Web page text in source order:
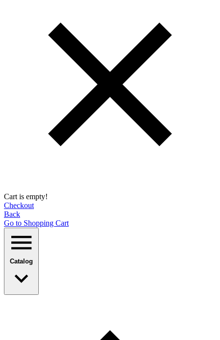
Cart is empty!
Checkout
Back
Go to Shopping Сart
Catalog